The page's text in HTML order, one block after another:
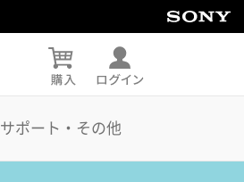
サポート・その他